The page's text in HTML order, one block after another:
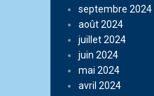
septembre 2024
août 2024
juillet 2024
juin 2024
mai 2024
avril 2024